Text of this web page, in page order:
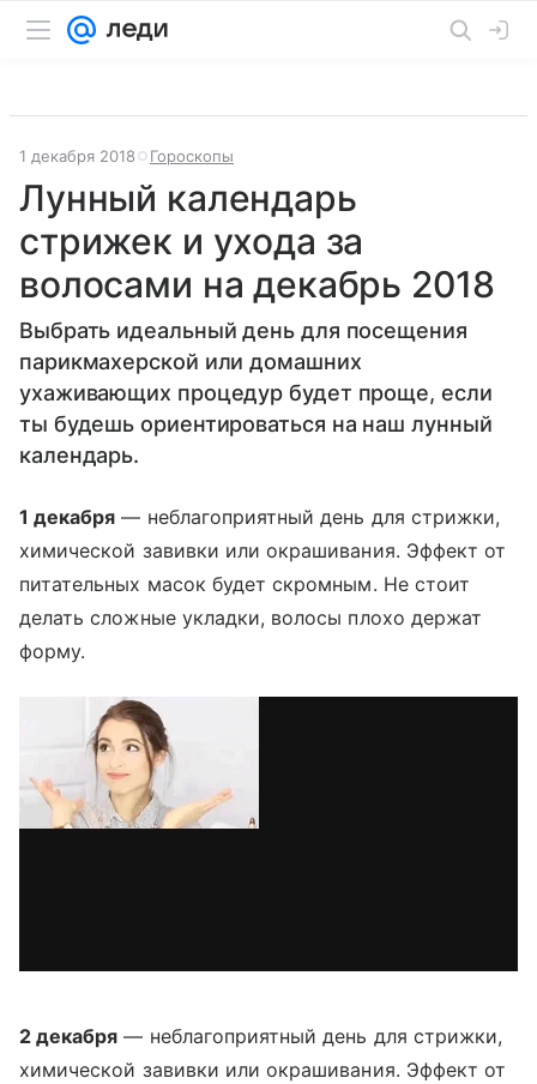
1 декабря 2018 Гороскопы
Лунный календарь
стрижек и ухода за
волосами на декабрь 2018
Выбрать идеальный день для посещения
парикмахерской или домашних
ухаживающих процедур будет проще, если
ты будешь ориентироваться на наш лунный
календарь.
1 декабря — неблагоприятный день для стрижки,
химической завивки или окрашивания. Эффект от
питательных масок будет скромным. Не стоит
делать сложные укладки, волосы плохо держат
форму.
2 декабря — неблагоприятный день для стрижки,
химической завивки или окрашивания. Эффект от